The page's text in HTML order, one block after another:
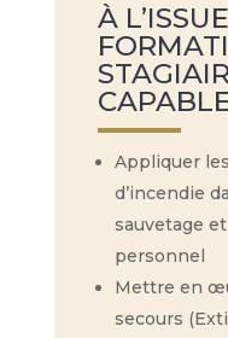
À
Appliquer
d’incendie
sauvetage
personnel
Mettre en
secours